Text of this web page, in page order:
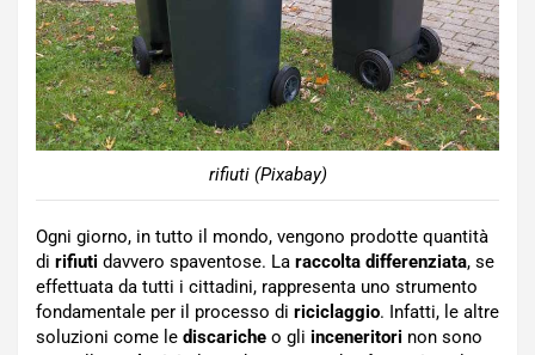
rifiuti (Pixabay)
Ogni giorno, in tutto il mondo, vengono prodotte quantità
di rifiuti davvero spaventose. La raccolta differenziata, se
effettuata da tutti i cittadini, rappresenta uno strumento
fondamentale per il processo di riciclaggio. Infatti, le altre
soluzioni come le discariche o gli inceneritori non sono